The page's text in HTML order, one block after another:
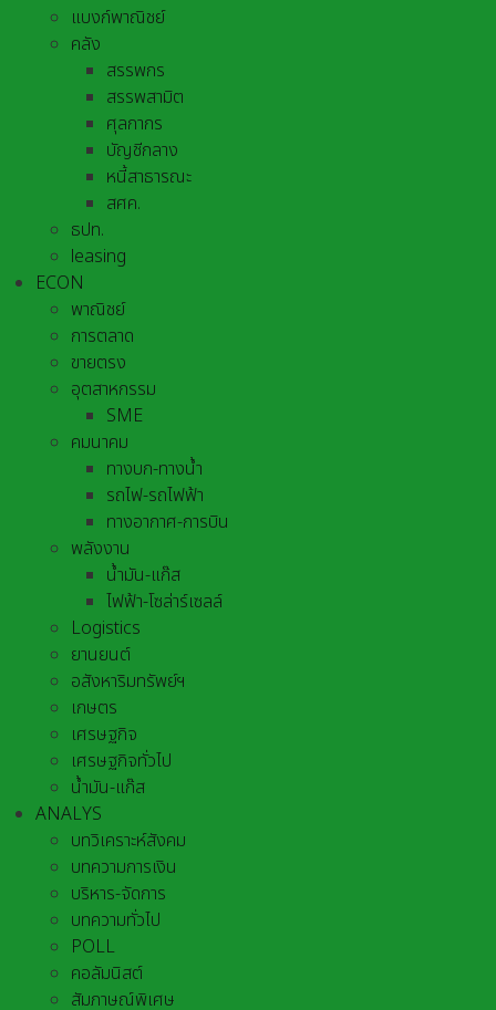
แบงก์พาณิชย์
คลัง
สรรพกร
สรรพสามิต
ศุลกากร
บัญชีกลาง
หนี้สาธารณะ
สศค.
ธปท.
leasing
ECON
พาณิชย์
การตลาด
ขายตรง
อุตสาหกรรม
SME
คมนาคม
ทางบก-ทางน้ำ
รถไฟ-รถไฟฟ้า
ทางอากาศ-การบิน
พลังงาน
น้ำมัน-แก๊ส
ไฟฟ้า-โซล่าร์เซลล์
Logistics
ยานยนต์
อสังหาริมทรัพย์ฯ
เกษตร
เศรษฐกิจ
เศรษฐกิจทั่วไป
น้ำมัน-แก๊ส
ANALYS
บทวิเคราะห์สังคม
บทความการเงิน
บริหาร-จัดการ
บทความทั่วไป
POLL
คอลัมนิสต์
สัมภาษณ์พิเศษ